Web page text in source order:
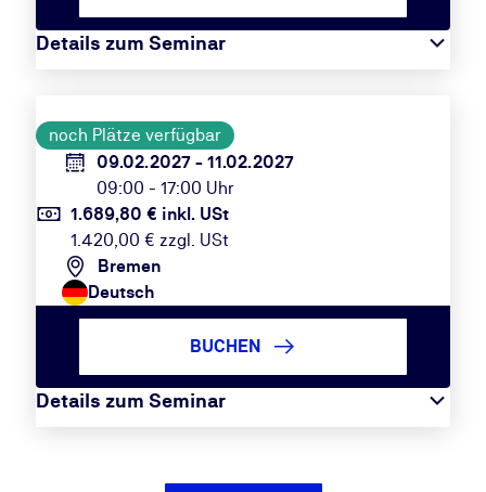
Details zum Seminar
noch Plätze verfügbar
09.02.2027 - 11.02.2027
09:00 - 17:00 Uhr
1.689,80 € inkl. USt
1.420,00 € zzgl. USt
Bremen
Deutsch
Details zum Seminar
BUCHEN